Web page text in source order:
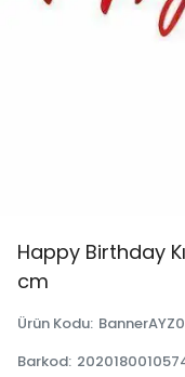
Happy Birthday
cm
Ürün Kodu:
Barkod: